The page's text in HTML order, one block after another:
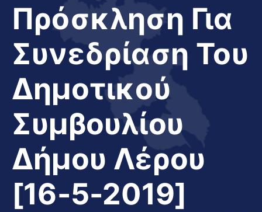
Διαφάνεια
Το
Νησί
Μας
Πρόσκληση Για
Συνεδρίαση Του
Δημοτικού
Συμβουλίου
Δήμου Λέρου
[16-5-2019]